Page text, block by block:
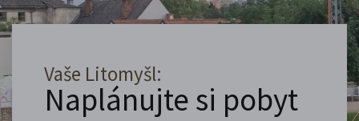
Vaše Litomyšl:
Naplánujte si pobyt